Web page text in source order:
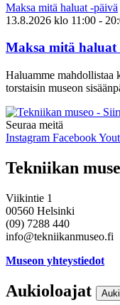
Maksa mitä haluat -päivä
13.8.2026 klo 11:00 -
Maksa mitä haluat
Haluamme mahdollistaa
torstaisin museon
Seuraa meitä
Instagram Facebook
Tekniikan
Viikintie 1
00560 Helsinki
(09) 7288 440
info@tekniikanmuseo.fi
Museon yhteystiedot
Aukioloajat